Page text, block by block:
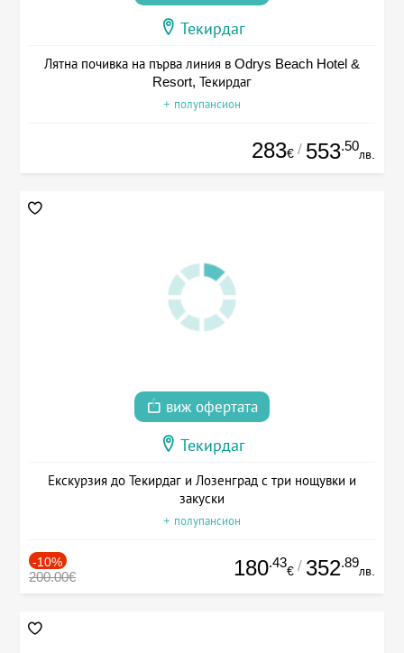
Текирдаг
Лятна почивка на първа линия в Odrys Beach Hotel &
Resort, Текирдаг
+ полупансион
283€ / 553.50
лв.
виж офертата
Текирдаг
Екскурзия до Текирдаг и Лозенград с три нощувки и
закуски
+ полупансион
-10%
200.00€ 180.43
€ / 352.89
лв.